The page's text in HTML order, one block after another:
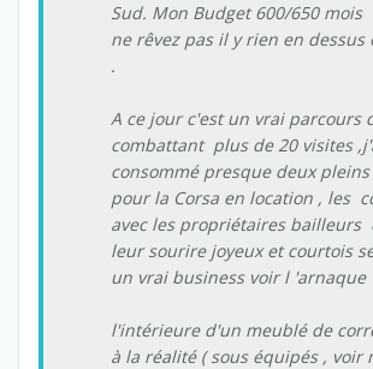
Sud. Mon Budget 600/650 mois
ne rêvez pas il y rien en dessus
.
A ce jour c'est un vrai parcours
combattant plus de 20 visites
consommé presque deux
pour la Corsa en location , les
avec les propriétaires bailleurs
leur sourire joyeux et courtois
un vrai business voir l
l'intérieure d'un meublé de
à la réalité ( sous équipés , voir